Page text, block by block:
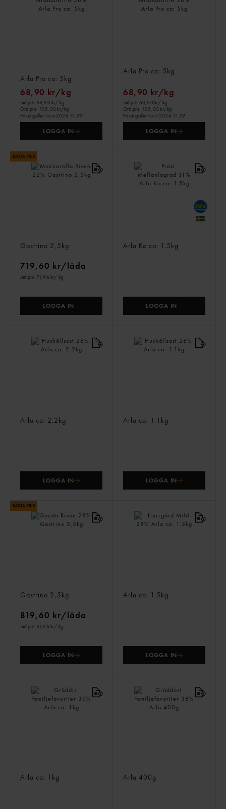
Arla Pro ca: 5kg
68,90 kr/kg
Jmf.pris 68,90 kr/ kg
Ord.pris
105,00 kr/kg
Priset gäller t.o.m 2026.11.29
LOGGA IN
Arla Pro ca: 5kg
68,90 kr/kg
Jmf.pris 68,90 kr/ kg
Ord.pris
105,00 kr/kg
Priset gäller t.o.m 2026.11.29
LOGGA IN
Gastrino 2,5kg
719,60 kr/låda
Jmf.pris 71,96 kr/ kg
LOGGA IN
Arla Ko ca: 1.5kg
LOGGA IN
Arla ca: 2.2kg
LOGGA IN
Arla ca: 1.1kg
LOGGA IN
Gastrino 2,5kg
819,60 kr/låda
Jmf.pris 81,96 kr/ kg
LOGGA IN
Arla ca: 1.5kg
LOGGA IN
Arla ca: 1kg Arla 400g